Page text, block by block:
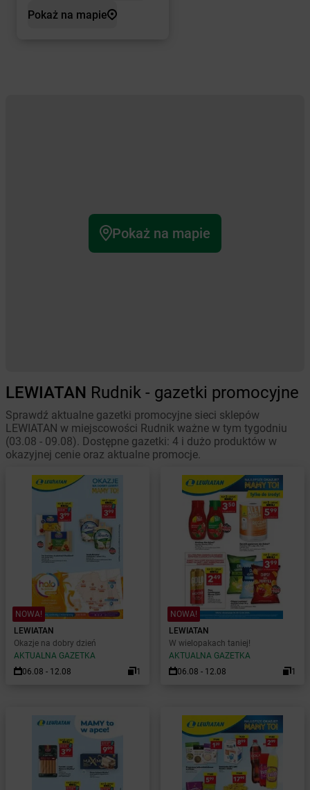
Pokaż na mapie
Pokaż na mapie
LEWIATAN Rudnik - gazetki promocyjne
Sprawdź aktualne gazetki promocyjne sieci sklepów
LEWIATAN w miejscowości Rudnik ważne w tym tygodniu
(03.08 - 09.08). Dostępne gazetki: 4 i dużo produktów w
okazyjnej cenie oraz aktualne promocje.
NOWA!
LEWIATAN
Okazje na dobry dzień
AKTUALNA GAZETKA
06.08 - 12.08
1
NOWA!
LEWIATAN
W wielopakach taniej!
AKTUALNA GAZETKA
06.08 - 12.08
1